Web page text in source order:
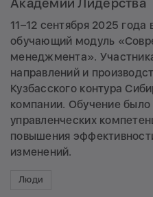
Академии Лидерства
11–12 сентября 2025 года
обучающий модуль
менеджмента».
направлений и
Кузбасского контура
компании. Обучение было
управленческих
повышения
изменений.
Люди